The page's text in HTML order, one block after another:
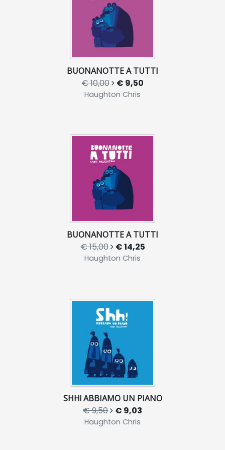
BUONANOTTE A TUTTI
€ 10,00 € 9,50
Haughton Chris
BUONANOTTE A TUTTI
€ 15,00 € 14,25
Haughton Chris
SHH! ABBIAMO UN PIANO
€ 9,50 € 9,03
Haughton Chris